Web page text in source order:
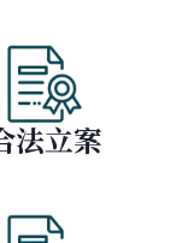
法立案